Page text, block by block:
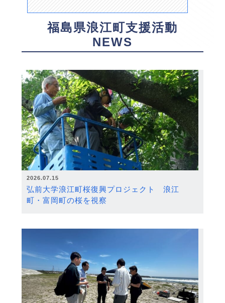
福島県浪江町支援活動
NEWS
2026.07.15
弘前大学浪江町桜復興プロジェクト 浪江
町・富岡町の桜を視察